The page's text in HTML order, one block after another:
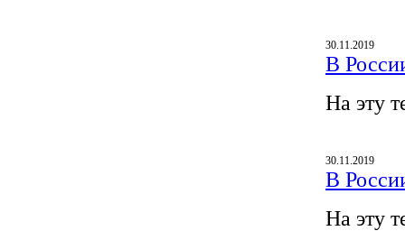
30.11.2019
В
На эту
30.11.2019
В
На эту